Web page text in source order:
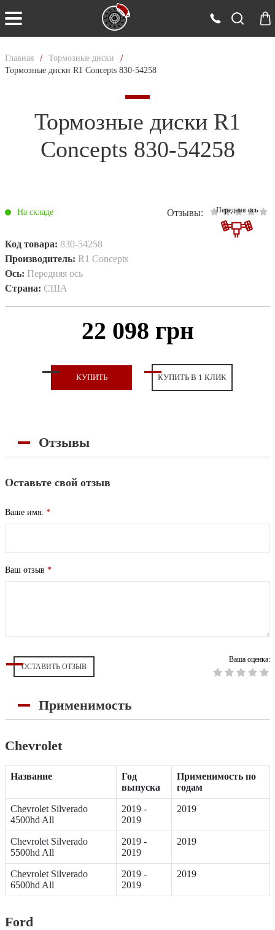
Главная / Тормозные диски /
Тормозные диски R1 Concepts 830-54258
Тормозные диски R1
Concepts 830-54258
Передняя ось
На складе Отзывы:
Код товара: 830-54258
Производитель: R1 Concepts
Ось: Передняя ось
Страна: США
22 098 грн
КУПИТЬ КУПИТЬ В 1 КЛИК
Отзывы
Оставьте свой отзыв
Ваше имя: *
Ваш отзыв *
ОСТАВИТЬ ОТЗЫВ
Ваша оценка:
Применимость
Chevrolet
Название
Год
выпуска
Применимость по
годам
Chevrolet Silverado
4500hd All
2019 -
2019
2019
Chevrolet Silverado
5500hd All
2019 -
2019
2019
Chevrolet Silverado
6500hd All
2019 -
2019
2019
Ford